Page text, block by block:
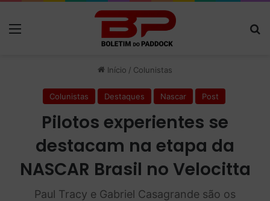
Início / Colunistas
Colunistas Destaques Nascar Post
Pilotos experientes se
destacam na etapa da
NASCAR Brasil no Velocitta
Paul Tracy e Gabriel Casagrande são os